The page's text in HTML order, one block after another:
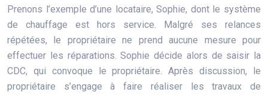
Prenons l’exemple d’une locataire, Sophie, dont le système
de chauffage est hors service. Malgré ses relances
répétées, le propriétaire ne prend aucune mesure pour
effectuer les réparations. Sophie décide alors de saisir la
CDC, qui convoque le propriétaire. Après discussion, le
propriétaire s’engage à faire réaliser les travaux de